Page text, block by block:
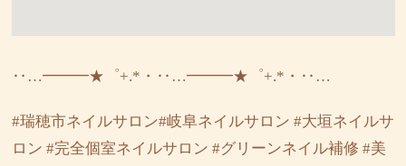
‥…━━━★゜+.*・‥…━━━★゜+.*・‥…
#瑞穂市ネイルサロン#岐阜ネイルサロン #大垣ネイルサ
ロン #完全個室ネイルサロン #グリーンネイル補修 #美